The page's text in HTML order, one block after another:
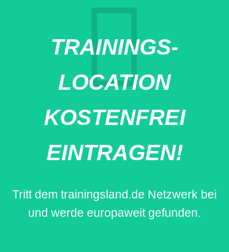
TRAININGS-
LOCATION
KOSTENFREI
EINTRAGEN!
Tritt dem trainingsland.de Netzwerk bei
und werde europaweit gefunden.